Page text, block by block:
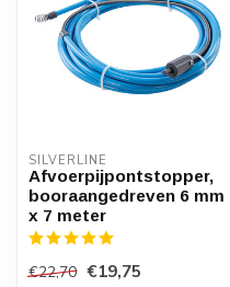
SILVERLINE
Afvoerpijpontstopper,
booraangedreven 6 mm
x 7 meter
€22,70 €19,75